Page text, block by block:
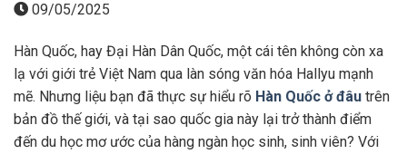
09/05/2025
Hàn Quốc, hay Đại Hàn Dân Quốc, một cái tên không còn xa
lạ với giới trẻ Việt Nam qua làn sóng văn hóa Hallyu mạnh
mẽ. Nhưng liệu bạn đã thực sự hiểu rõ Hàn Quốc ở đâu trên
bản đồ thế giới, và tại sao quốc gia này lại trở thành điểm
đến du học mơ ước của hàng ngàn học sinh, sinh viên? Với